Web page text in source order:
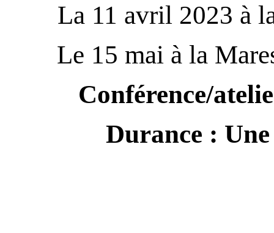
La 11 avril 2023 à
Le 15 mai à la
Conférence/
Durance :